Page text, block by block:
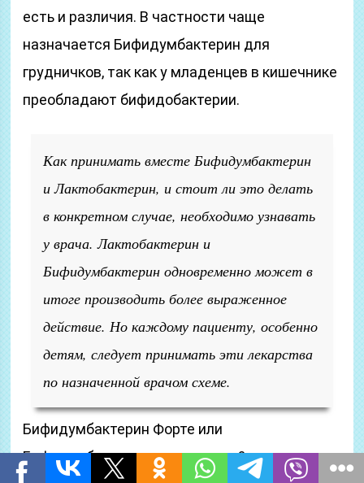
есть и различия. В частности чаще
назначается Бифидумбактерин для
грудничков, так как у младенцев в кишечнике
преобладают бифидобактерии.
Как принимать вместе Бифидумбактерин
и Лактобактерин, и стоит ли это делать
в конкретном случае, необходимо узнавать
у врача. Лактобактерин и
Бифидумбактерин одновременно может в
итоге производить более выраженное
действие. Но каждому пациенту, особенно
детям, следует принимать эти лекарства
по назначенной врачом схеме.
Бифидумбактерин Форте или
Бифидумбактерин — что лучше?